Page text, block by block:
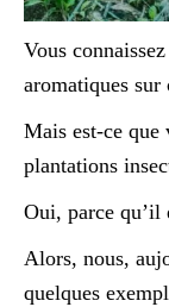
Vous
aromatiques sur
Mais est-ce que
plantations
Oui, parce qu’il
Alors, nous,
quelques